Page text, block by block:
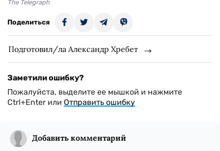
The Telegraph
Поделиться
Подготовил/ла Александр Хребет
Заметили ошибку?
Пожалуйста, выделите ее мышкой и нажмите
Ctrl+Enter или Отправить ошибку
Добавить комментарий